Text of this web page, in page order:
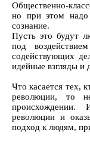
Общественно-
но при этом надо
сознание.
Пусть это будут
под
содействующих
идейные взгляды и
Что касается тех,
революции, то
происхождении.
революции и
подход к людям,